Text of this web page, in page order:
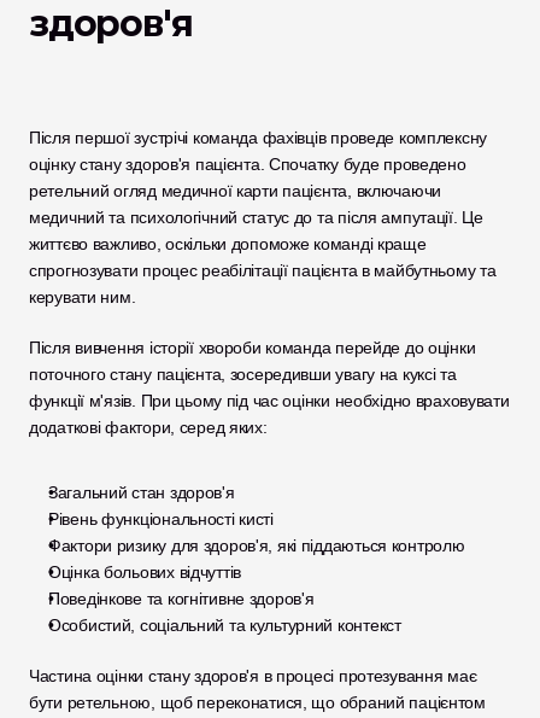
здоров'я
Після першої зустрічі команда фахівців проведе комплексну
оцінку стану здоров'я пацієнта. Спочатку буде проведено
ретельний огляд медичної карти пацієнта, включаючи
медичний та психологічний статус до та після ампутації. Це
життєво важливо, оскільки допоможе команді краще
спрогнозувати процес реабілітації пацієнта в майбутньому та
керувати ним.
Після вивчення історії хвороби команда перейде до оцінки
поточного стану пацієнта, зосередивши увагу на куксі та
функції м'язів. При цьому під час оцінки необхідно враховувати
додаткові фактори, серед яких:
Загальний стан здоров'я
Рівень функціональності кисті
Фактори ризику для здоров'я, які піддаються контролю
Оцінка больових відчуттів
Поведінкове та когнітивне здоров'я
Особистий, соціальний та культурний контекст
Частина оцінки стану здоров'я в процесі протезування має
бути ретельною, щоб переконатися, що обраний пацієнтом